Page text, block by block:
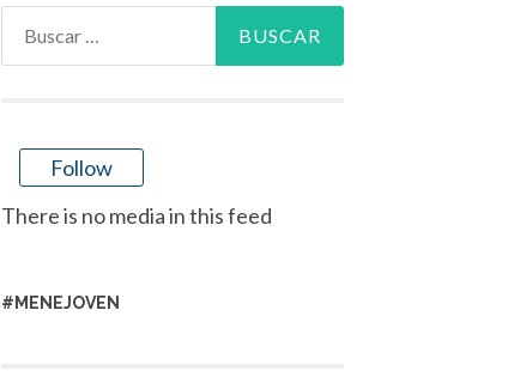
Follow
There is no media in this feed
#MENEJOVEN